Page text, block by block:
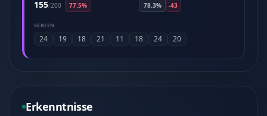
155/200 77.5%
78.3%
-43
SERIEN
24 19 18 21 11 18 24 20
Erkenntnisse